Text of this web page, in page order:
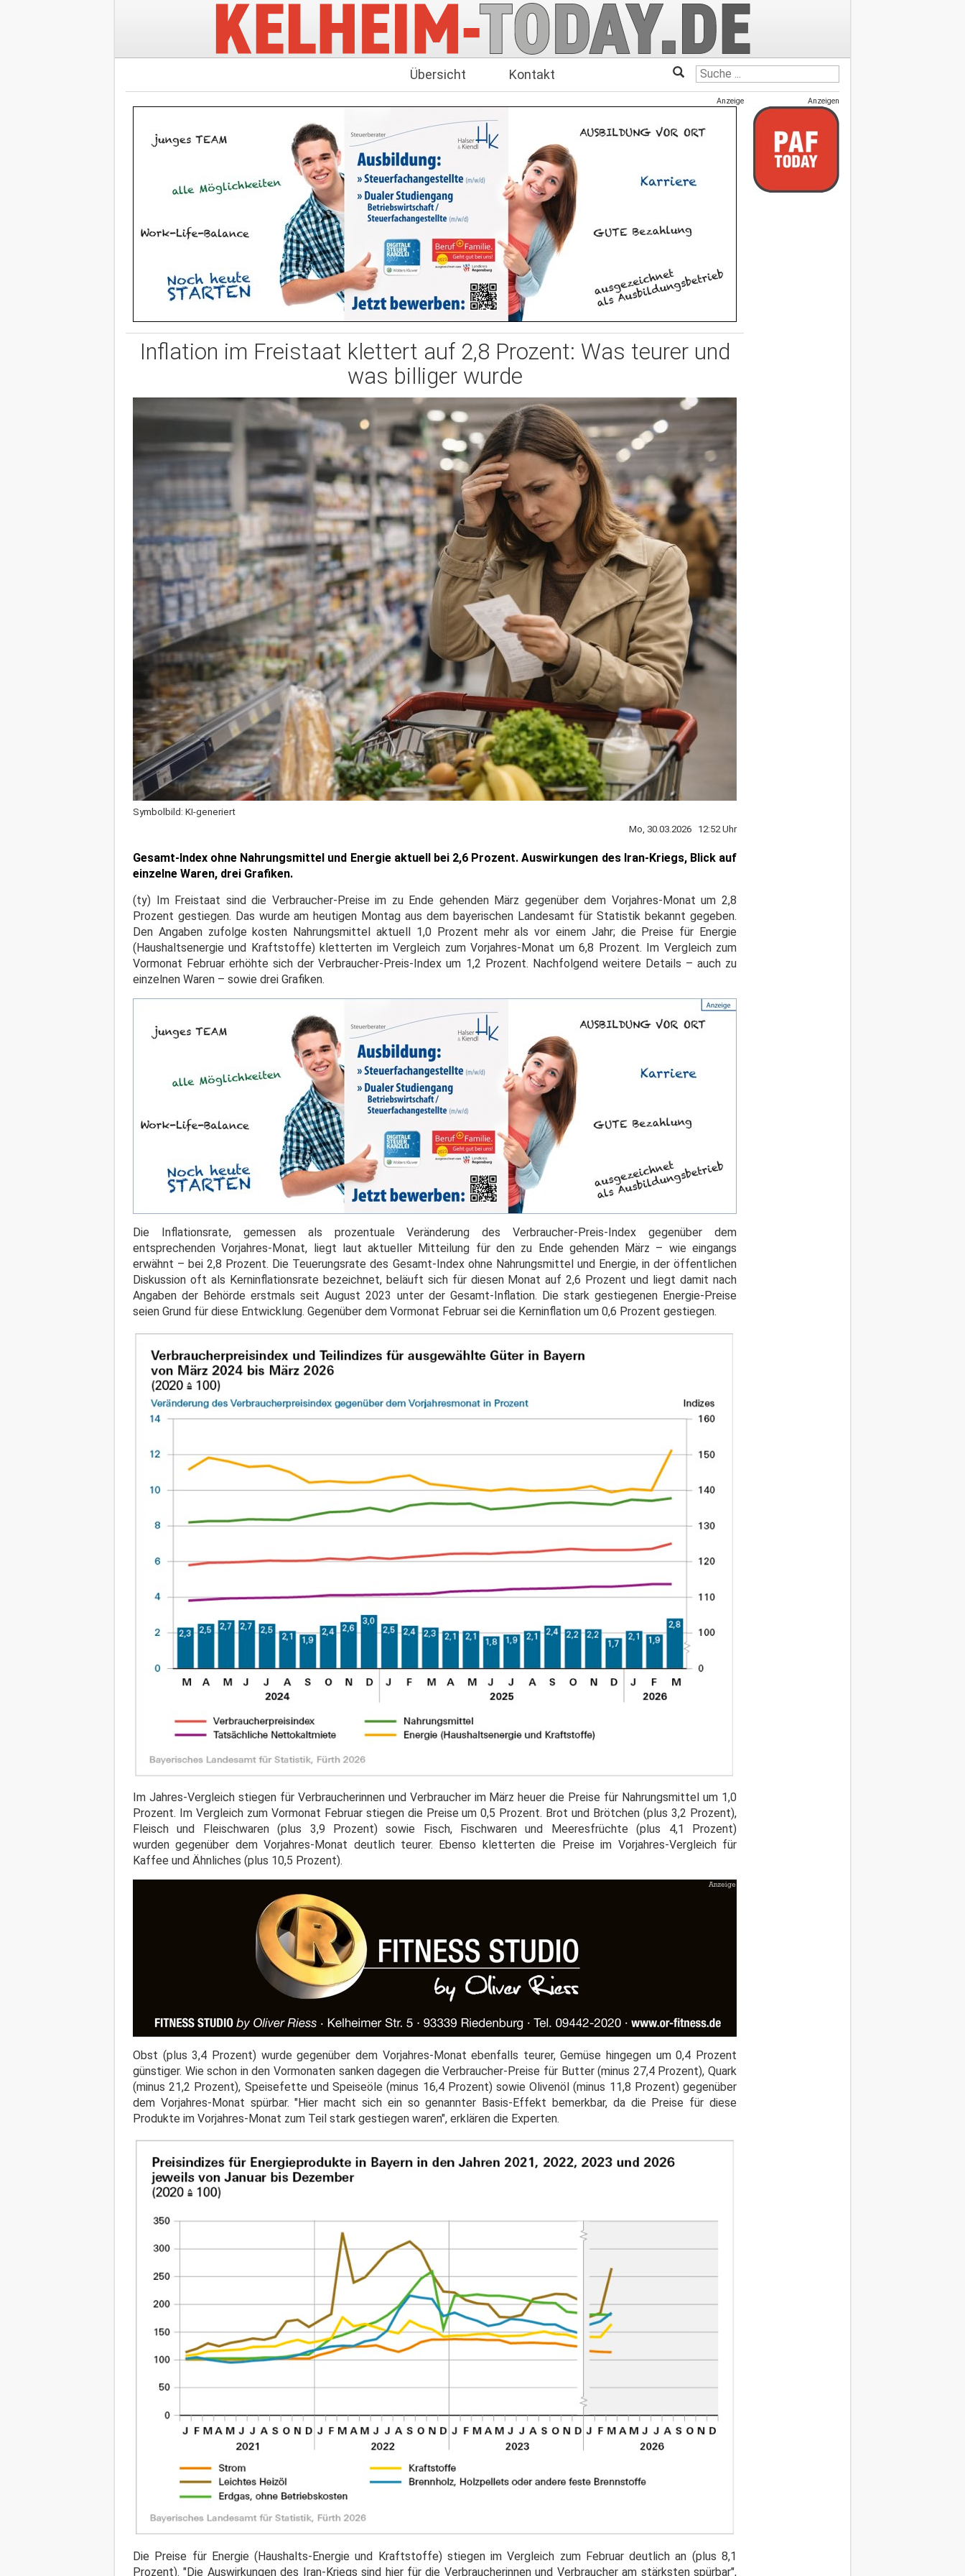
Übersicht Kontakt
Anzeige
Inflation im Freistaat klettert auf 2,8 Prozent: Was teurer und
was billiger wurde
Symbolbild: KI-generiert
Mo, 30.03.2026 12:52 Uhr
Gesamt-Index ohne Nahrungsmittel und Energie aktuell bei 2,6 Prozent. Auswirkungen des Iran-Kriegs, Blick auf
einzelne Waren, drei Grafiken.
(ty) Im Freistaat sind die Verbraucher-Preise im zu Ende gehenden März gegenüber dem Vorjahres-Monat um 2,8
Prozent gestiegen. Das wurde am heutigen Montag aus dem bayerischen Landesamt für Statistik bekannt gegeben.
Den Angaben zufolge kosten Nahrungsmittel aktuell 1,0 Prozent mehr als vor einem Jahr; die Preise für Energie
(Haushaltsenergie und Kraftstoffe) kletterten im Vergleich zum Vorjahres-Monat um 6,8 Prozent. Im Vergleich zum
Vormonat Februar erhöhte sich der Verbraucher-Preis-Index um 1,2 Prozent. Nachfolgend weitere Details – auch zu
einzelnen Waren – sowie drei Grafiken.
Die Inflationsrate, gemessen als prozentuale Veränderung des Verbraucher-Preis-Index gegenüber dem
entsprechenden Vorjahres-Monat, liegt laut aktueller Mitteilung für den zu Ende gehenden März – wie eingangs
erwähnt – bei 2,8 Prozent. Die Teuerungsrate des Gesamt-Index ohne Nahrungsmittel und Energie, in der öffentlichen
Diskussion oft als Kerninflationsrate bezeichnet, beläuft sich für diesen Monat auf 2,6 Prozent und liegt damit nach
Angaben der Behörde erstmals seit August 2023 unter der Gesamt-Inflation. Die stark gestiegenen Energie-Preise
seien Grund für diese Entwicklung. Gegenüber dem Vormonat Februar sei die Kerninflation um 0,6 Prozent gestiegen.
Im Jahres-Vergleich stiegen für Verbraucherinnen und Verbraucher im März heuer die Preise für Nahrungsmittel um 1,0
Prozent. Im Vergleich zum Vormonat Februar stiegen die Preise um 0,5 Prozent. Brot und Brötchen (plus 3,2 Prozent),
Fleisch und Fleischwaren (plus 3,9 Prozent) sowie Fisch, Fischwaren und Meeresfrüchte (plus 4,1 Prozent)
wurden gegenüber dem Vorjahres-Monat deutlich teurer. Ebenso kletterten die Preise im Vorjahres-Vergleich für
Kaffee und Ähnliches (plus 10,5 Prozent).
Obst (plus 3,4 Prozent) wurde gegenüber dem Vorjahres-Monat ebenfalls teurer, Gemüse hingegen um 0,4 Prozent
günstiger. Wie schon in den Vormonaten sanken dagegen die Verbraucher-Preise für Butter (minus 27,4 Prozent), Quark
(minus 21,2 Prozent), Speisefette und Speiseöle (minus 16,4 Prozent) sowie Olivenöl (minus 11,8 Prozent) gegenüber
dem Vorjahres-Monat spürbar. "Hier macht sich ein so genannter Basis-Effekt bemerkbar, da die Preise für diese
Produkte im Vorjahres-Monat zum Teil stark gestiegen waren", erklären die Experten.
Die Preise für Energie (Haushalts-Energie und Kraftstoffe) stiegen im Vergleich zum Februar deutlich an (plus 8,1
Prozent). "Die Auswirkungen des Iran-Kriegs sind hier für die Verbraucherinnen und Verbraucher am stärksten spürbar",
Anzeigen